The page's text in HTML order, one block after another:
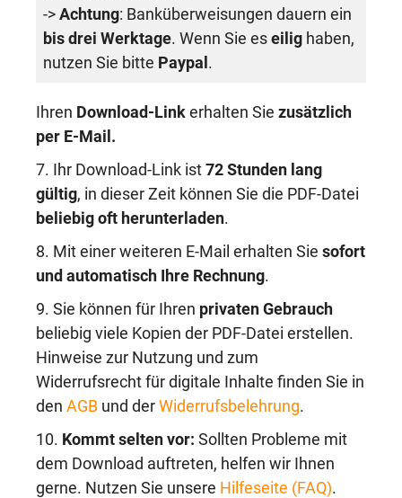
-> Achtung: Banküberweisungen dauern ein
bis drei Werktage. Wenn Sie es eilig haben,
nutzen Sie bitte Paypal .
Ihren Download-Link erhalten Sie zusätzlich
per E-Mail.
7. Ihr Download-Link ist 72 Stunden lang
gültig, in dieser Zeit können Sie die PDF-Datei
beliebig oft herunterladen.
8. Mit einer weiteren E-Mail erhalten Sie sofort
und automatisch Ihre Rechnung.
9. Sie können für Ihren privaten Gebrauch
beliebig viele Kopien der PDF-Datei erstellen.
Hinweise zur Nutzung und zum
Widerrufsrecht für digitale Inhalte finden Sie in
den AGB und der Widerrufsbelehrung.
10. Kommt selten vor: Sollten Probleme mit
dem Download auftreten, helfen wir Ihnen
gerne. Nutzen Sie unsere Hilfeseite (FAQ).